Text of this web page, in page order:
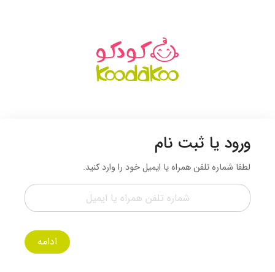
ورود یا ثبت نام
لطفا شماره تلفن همراه یا ایمیل خود را وارد کنید.
ادامه